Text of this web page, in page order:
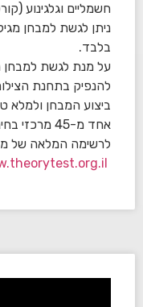
חשמליים וגלגינוע
בלבד.
על מנת לגשת למבחן
להנפיק בתחנת
ביצוע המבחן ולמלא
אחד מ-45 מרכזי בחינות התיאוריה, הפזורים ברחבי הארץ.
לרשימה המלאה של